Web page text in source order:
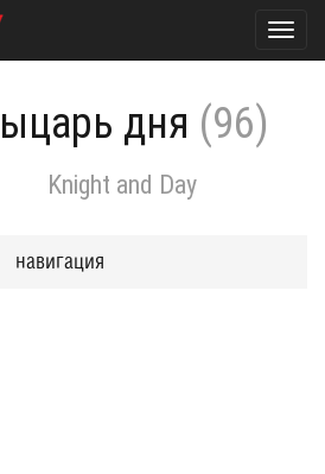
дня (96)
Knight and Day
навигация